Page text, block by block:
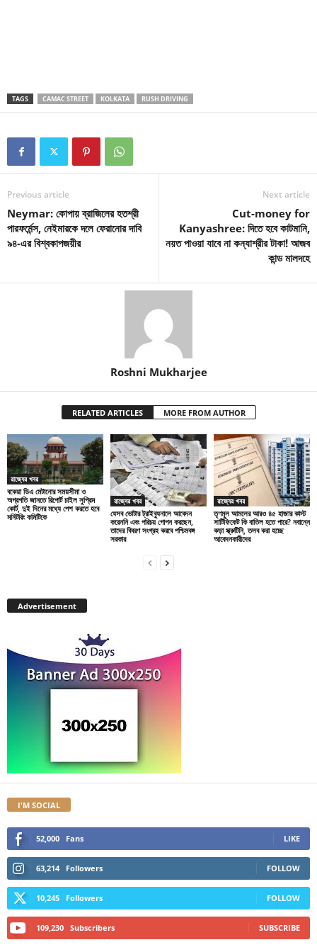
TAGS CAMAC STREET KOLKATA RUSH DRIVING
Previous article
Neymar: কোপায় ব্রাজিলের হতশ্রী
পারফর্মেন্স, নেইমারকে দলে ফেরানোর দাবি
৯৪-এর বিশ্বকাপজয়ীর
Next article
Cut-money for
Kanyashree: দিতে হবে কাটমানি,
নয়ত পাওয়া যাবে না কন্যাশ্রীর টাকা! আজব
কান্ড মালদহে
Roshni Mukharjee
RELATED ARTICLES MORE FROM AUTHOR
রাজ্যের খবর
বকেয়া ডিএ মেটানোর সময়সীমা ও
অগ্রগতি জানতে রিপোর্ট চাইল সুপ্রিম
কোর্ট, দুই দিনের মধ্যে পেশ করতে হবে
মনিটরিং কমিটিকে
রাজ্যের খবর
যেসব ভোটার ট্রাইব্যুনালে আবেদন
করেননি এবং পরিচয় গোপন করছেন,
তাদের বিবরণ সংগ্রহ করবে পশ্চিমবঙ্গ
সরকার
রাজ্যের খবর
তৃণমূল আমলের আরও ৪৫ হাজার কাস্ট
সার্টিফিকেট কি বাতিল হতে পারে? নবান্নে
কড়া স্ক্রুটিনি, তলব করা হচ্ছে
আবেদনকারীদের
Advertisement
I'M SOCIAL
52,000 Fans LIKE
63,214 Followers FOLLOW
10,245 Followers FOLLOW
109,230 Subscribers SUBSCRIBE